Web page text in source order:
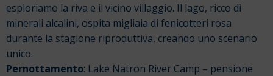
esploriamo la riva e il vicino villaggio. Il lago, ricco di
minerali alcalini, ospita migliaia di fenicotteri rosa
durante la stagione riproduttiva, creando uno scenario
unico.
Pernottamento: Lake Natron River Camp – pensione